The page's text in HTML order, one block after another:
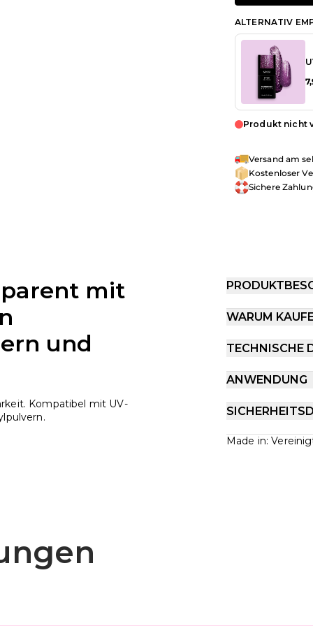
ALTERNATIV
Produkt nicht
Versand am
Kostenloser
Sichere
mit
und
Kompatibel mit UV-
WARUM
TECHNISCHE
ANWENDUNG
Made in: